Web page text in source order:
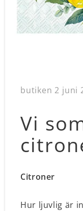
butiken 2 juni
Vi
Citroner
Hur ljuvlig är